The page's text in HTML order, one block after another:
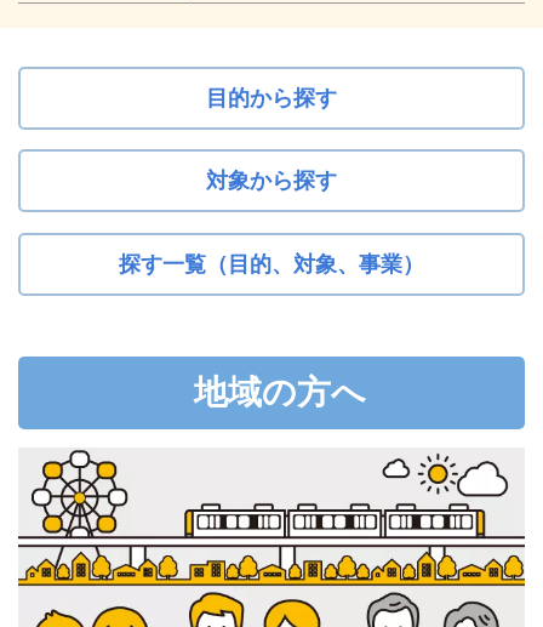
目的から探す
対象から探す
探す一覧（目的、対象、事業）
地域の方へ